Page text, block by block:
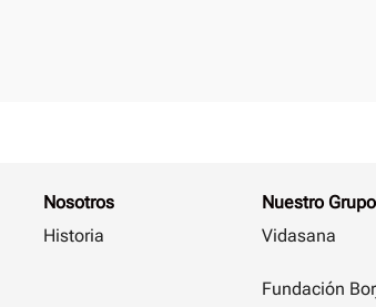
Nosotros
Historia
Nuestro Grupo
Vidasana
Fundación